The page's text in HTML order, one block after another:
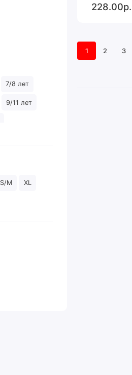
7/8 лет
9/11 лет
S/M XL
228.00р.
1 2 3